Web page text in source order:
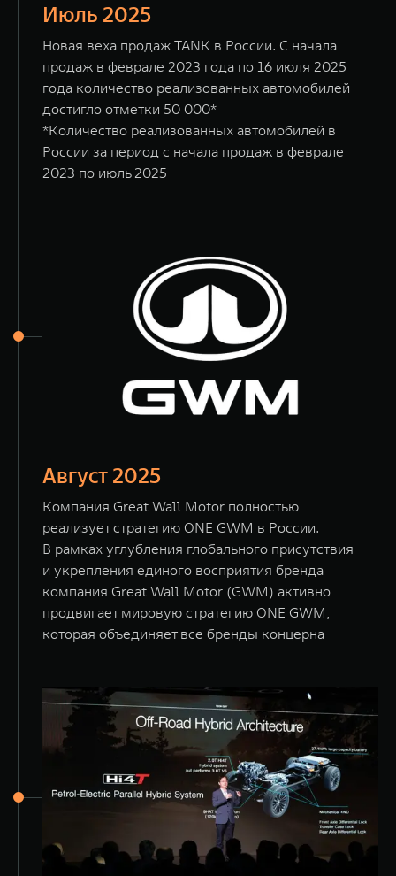
Июль 2025
Новая веха продаж TANK в России. С начала
продаж в феврале 2023 года по 16 июля 2025
года количество реализованных автомобилей
достигло отметки 50 000*
*Количество реализованных автомобилей в
России за период с начала продаж в феврале
2023 по июль 2025
Август 2025
Компания Great Wall Motor полностью
реализует стратегию ONE GWM в России.
В рамках углубления глобального присутствия
и укрепления единого восприятия бренда
компания Great Wall Motor (GWM) активно
продвигает мировую стратегию ONE GWM,
которая объединяет все бренды концерна